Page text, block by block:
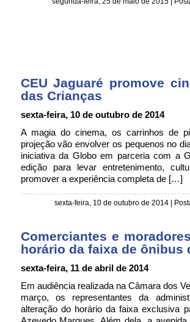
CEU Jaguaré promove
das Crianças
sexta-feira, 10 de outubro de 2014
A magia do cinema, os carrinhos de
projeção vão envolver os pequenos no
iniciativa da Globo em parceria com a
edição para levar entretenimento,
promover a experiência completa de […]
sexta-feira, 10 de outubro de 2014 |
Comerciantes e
horário da faixa de ônibus
sexta-feira, 11 de abril de 2014
Em audiência realizada na Câmara dos
março, os representantes da
alteração do horário da faixa exclusiva